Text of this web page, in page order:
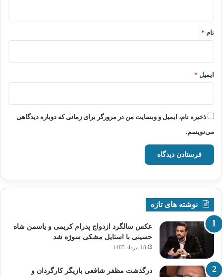
نام *
ایمیل *
ذخیره نام، ایمیل و وبسایت من در مرورگر برای زمانی که دوباره دیدگاهی
می‌نویسم.
نوشته های تازه
عکس سالگرد ازدواج پدرام کریمی و یاسمن شاه‌
حسینی با استایل مشکی سوژه شد
18 مرداد 1405
درگذشت مظفر شافعی بازیگر کارگردان و